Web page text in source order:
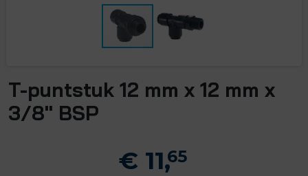
T-puntstuk 12 mm x 12 mm x
3/8" BSP
€ 11,65